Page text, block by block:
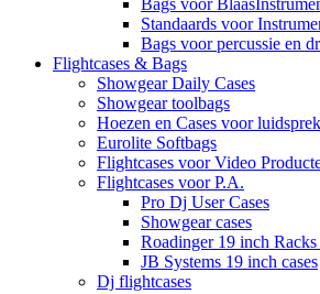
Bags voor
Standaards voor
Bags voor percussie en
Flightcases & Bags
Showgear Daily Cases
Showgear toolbags
Hoezen en Cases voor
Eurolite Softbags
Flightcases voor Video
Flightcases voor P.A.
Pro Dj User Cases
Showgear cases
Roadinger 19 inch
JB Systems 19 inch cases
Dj flightcases